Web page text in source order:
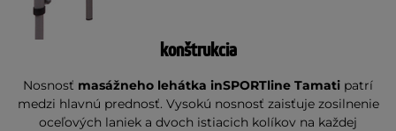
konštrukcia
Nosnosť masážneho lehátka inSPORTline Tamati patrí
medzi hlavnú prednosť. Vysokú nosnosť zaisťuje zosilnenie
oceľových laniek a dvoch istiacich kolíkov na každej